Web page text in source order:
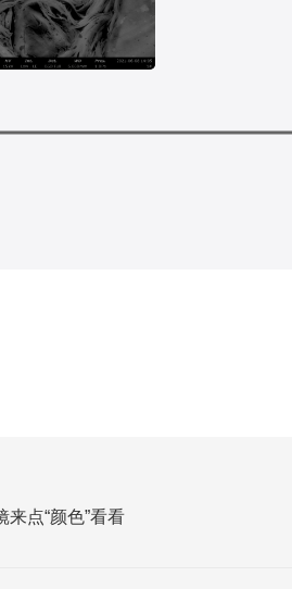
点“颜色”看看